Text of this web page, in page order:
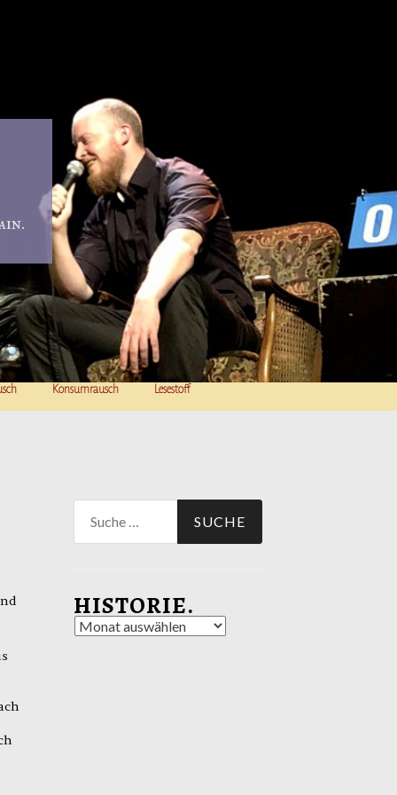
Konsumrausch
Lesestoff
nach:
HISTORIE.
Historie.